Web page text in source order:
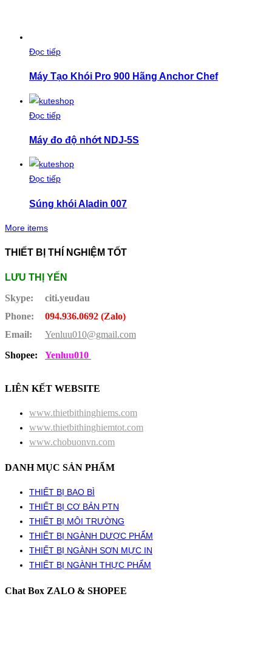
Đọc tiếp
Máy Tạo Khói Pro 900 Hãng Anchor Chef
Đọc tiếp
Máy đo độ nhớt NDJ-5S
Đọc tiếp
Súng khói Aladin 007
More items
THIẾT BỊ THÍ NGHIỆM TỐT
LƯU THỊ YẾN
Skype:
citi.yeudau
Phone:
094.936.0692 (Zalo)
Email:
Yenluu010@gmail.com
Shopee:
Yenluu010
LIÊN KẾT WEBSITE
www.thietbithinghiems.com
www.thietbithinghiemtot.com
www.chobuonvn.com
DANH MỤC SẢN PHẨM
THIẾT BỊ BAO BÌ
THIẾT BỊ CƠ BẢN PTN
THIẾT BỊ MÔI TRƯỜNG
THIẾT BỊ NGÀNH DƯỢC PHẨM
THIẾT BỊ NGÀNH SƠN MỰC IN
THIẾT BỊ NGÀNH THỰC PHẨM
Chat Box ZALO & SHOPEE